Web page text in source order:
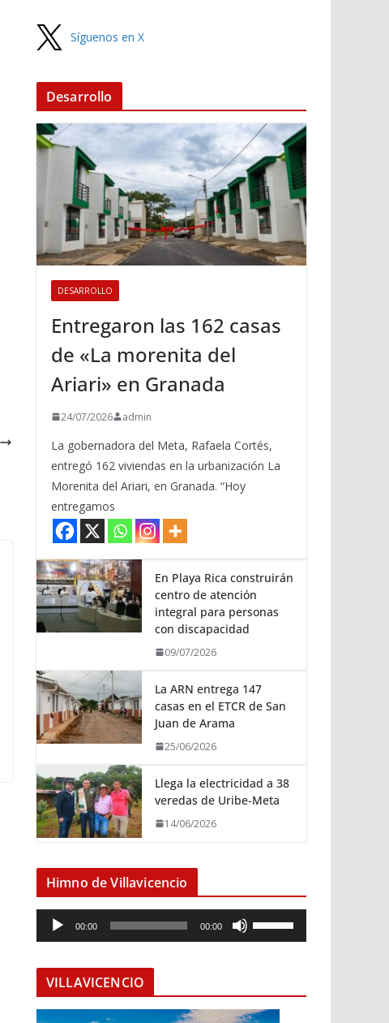
Síguenos en X
Desarrollo
DESARROLLO
Entregaron las 162 casas
de «La morenita del
Ariari» en Granada
24/07/2026 admin
La gobernadora del Meta, Rafaela Cortés,
entregó 162 viviendas en la urbanización La
Morenita del Ariari, en Granada. “Hoy
entregamos
En Playa Rica construirán
centro de atención
integral para personas
con discapacidad
09/07/2026
La ARN entrega 147
casas en el ETCR de San
Juan de Arama
25/06/2026
Llega la electricidad a 38
veredas de Uribe-Meta
14/06/2026
Himno de Villavicencio
e
o
00:00 00:00
i
z
VILLAVICENCIO